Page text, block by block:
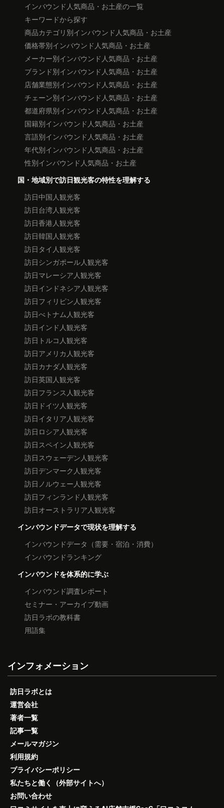
インバウンド人気商品・お土産の一覧
キーワードから探す
商品カテゴリ別インバウンド人気商品・お土産
価格帯別インバウンド人気商品・お土産
メーカー別インバウンド人気商品・お土産
ブランド別インバウンド人気商品・お土産
店舗業態別インバウンド人気商品・お土産
チェーン別インバウンド人気商品・お土産
都道府県別インバウンド人気商品・お土産
国籍別インバウンド人気商品・お土産
言語別インバウンド人気商品・お土産
年代別インバウンド人気商品・お土産
性別インバウンド人気商品・お土産
国・地域別で訪日観光客の特性を理解する
訪日中国人観光客
訪日台湾人観光客
訪日香港人観光客
訪日韓国人観光客
訪日タイ人観光客
訪日シンガポール人観光客
訪日マレーシア人観光客
訪日インドネシア人観光客
訪日フィリピン人観光客
訪日べトナム人観光客
訪日インド人観光客
訪日トルコ人観光客
訪日アメリカ人観光客
訪日カナダ人観光客
訪日英国人観光客
訪日フランス人観光客
訪日ドイツ人観光客
訪日イタリア人観光客
訪日ロシア人観光客
訪日スペイン人観光客
訪日スウェーデン人観光客
訪日デンマーク人観光客
訪日ノルウェー人観光客
訪日フィンランド人観光客
訪日オーストラリア人観光客
インバウンドデータで現状を理解する
インバウンドデータ（需要・宿泊・消費）
インバウンドランキング
インバウンドを体系的に学ぶ
インバウンド調査レポート
セミナー・アーカイブ動画
訪日ラボの教科書
用語集
インフォメーション
訪日ラボとは
運営会社
著者一覧
記事一覧
メールマガジン
利用規約
プライバシーポリシー
私たちと働く（外部サイトへ）
お問い合わせ